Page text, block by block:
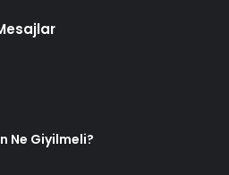
Ne Giyilmeli?